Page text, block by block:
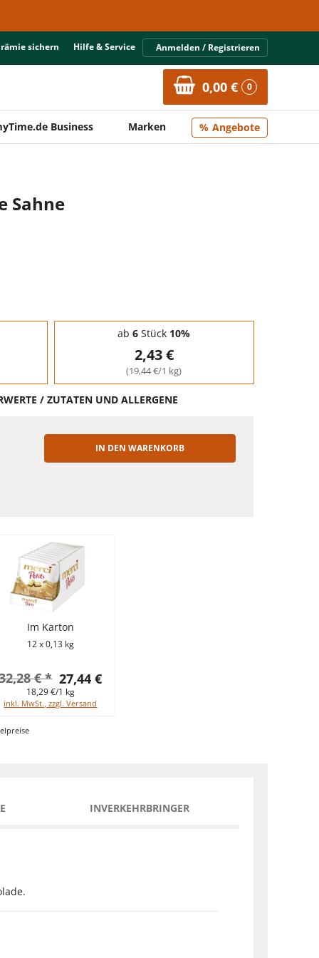
sichern Hilfe & Service Anmelden / Registrieren
0,00 € 0
Business Marken Angebote
Sahne
ab 6 Stück 10%
2,43 €
(19,44 €/1 kg)
/ ZUTATEN UND ALLERGENE
IN DEN WARENKORB
Im Karton
12 x 0,13 kg
27,44 €
€ *
18,29 €/1 kg
inkl. MwSt., zzgl. Versand
INVERKEHRBRINGER